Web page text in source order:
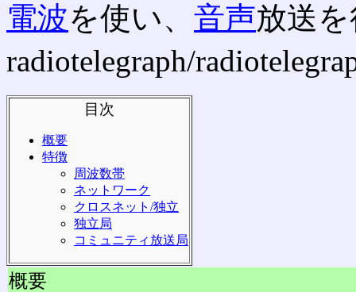
電波を使い、 音声放送
radiotelegraph/
目次
概要
特徴
周波数帯
ネットワーク
クロスネット/独立
独立局
コミュニティ放送局
概要